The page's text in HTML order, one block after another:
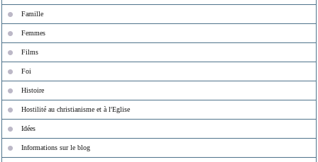
Famille
Femmes
Films
Foi
Histoire
Hostilité au christianisme et à l'Eglise
Idées
Informations sur le blog